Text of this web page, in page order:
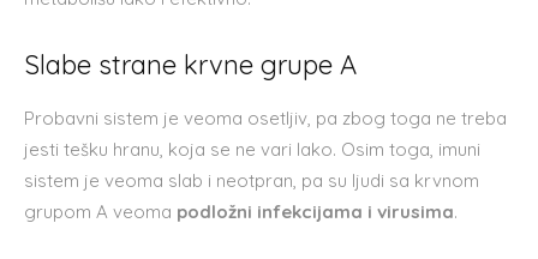
Slabe strane krvne grupe A
Probavni sistem je veoma osetljiv, pa zbog toga ne treba
jesti tešku hranu, koja se ne vari lako. Osim toga, imuni
sistem je veoma slab i neotpran, pa su ljudi sa krvnom
grupom A veoma podložni infekcijama i virusima.